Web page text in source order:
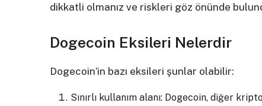
dikkatli olmanız ve riskleri göz önünde
Dogecoin Eksileri Nelerdir
Dogecoin’in bazı eksileri şunlar olabilir:
Sınırlı kullanım alanı: Dogecoin, diğer